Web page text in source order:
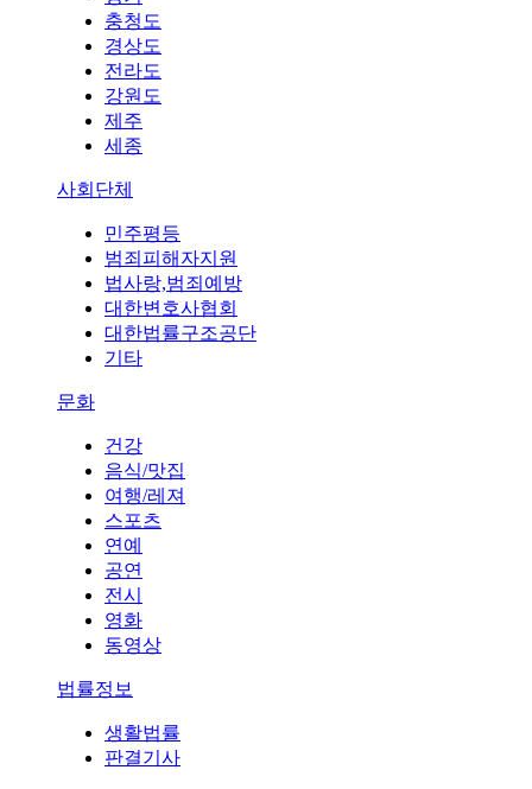
충청도
경상도
전라도
강원도
제주
세종
사회단체
민주평등
범죄피해자지원
법사랑,범죄예방
대한변호사협회
대한법률구조공단
기타
문화
건강
음식/맛집
여행/레져
스포츠
연예
공연
전시
영화
동영상
법률정보
생활법률
판결기사